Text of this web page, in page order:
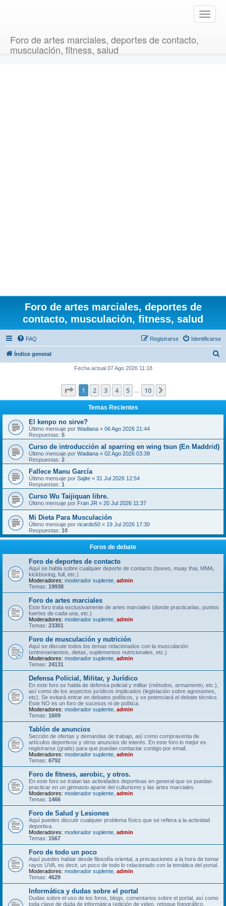
T
o
Foro de artes marciales, deportes de contacto,
musculación, fitness, salud
Foro de artes marciales, deportes de
contacto, musculación, fitness, salud
FAQ Identificarse
Registrarse
Índice general
a
r
Fecha actual 07 Ago 2026 11:18
Página de 10
1 2 3 4 5 10
Temas Recientes
El kenpo no sirve?
Último mensaje por Wadiana « 06 Ago 2026 21:44
Respuestas: 5
Curso de introducción al sparring en wing tsun (En Maddrid)
Último mensaje por Wadiana « 02 Ago 2026 03:39
Respuestas: 2
Fallece Manu García
Último mensaje por Sajite « 31 Jul 2026 12:54
Respuestas: 1
Curso Wu Taijiquan libre.
Último mensaje por Fran JR « 20 Jul 2026 11:37
Mi Dieta Para Musculación
Último mensaje por ricardo50 « 19 Jul 2026 17:30
Respuestas: 10
Foros de debate
Foro de deportes de contacto
Aquí se habla sobre cualquier deporte de contacto (boxeo, muay thai, MMA,
kickboxing, full, etc.)
Moderadores: moderador suplente admin
Temas: 19938
Foro de artes marciales
Este foro trata exclusivamente de artes marciales (donde practicarlas, puntos
fuertes de cada una, etc.)
Moderadores: moderador suplente admin
Temas: 23301
Foro de musculación y nutrición
Aquí se discute todos los temas relacionados con la musculación
(entrenamientos, dietas, suplementos nutricionales, etc.)
Moderadores: moderador suplente admin
Temas: 24131
Defensa Policial, Militar, y Jurídico
En este foro se habla de defensa policial y militar (métodos, armamento, etc.),
así como de los aspectos jurídicos implicados (legislación sobre agresiones,
etc). Se evitará entrar en debates políticos, y se potenciará el debate técnico.
Este NO es un foro de sucesos ni de política.
Moderadores: moderador suplente admin
Temas: 1609
Tablón de anuncios
Sección de ofertas y demandas de trabajo, así como compraventa de
artículos deportivos y otros anuncios de interés. En este foro lo mejor es
registrarse (gratis) para que puedan contactar contigo por email.
Moderadores: moderador suplente admin
Temas: 6792
Foro de fitness, aerobic, y otros.
En este foro se tratan las actividades deportivas en general que se puedan
practicar en un gimnasio aparte del culturismo y las artes marciales.
Moderadores: moderador suplente admin
Temas: 1466
Foro de Salud y Lesiones
Aquí puedes discutir cualquier problema físico que se refiera a la actividad
deportiva.
Moderadores: moderador suplente admin
Temas: 1567
Foro de todo un poco
Aquí puedes hablar desde filosofía oriental, a precauciones a la hora de tomar
rayos UVA, es decir, un poco de todo lo relacionado con la temática del portal.
Moderadores: moderador suplente admin
Temas: 4629
Informática y dudas sobre el portal
Dudas sobre el uso de los foros, blogs, comentarios sobre el portal, así como
toda clase de duda de informática (edición de video, retoque fotográfico,